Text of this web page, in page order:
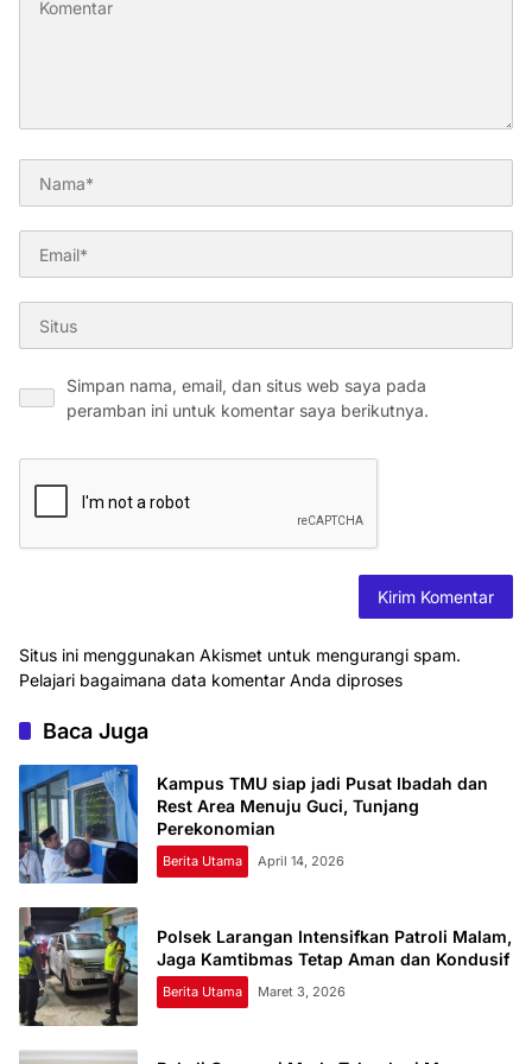
Simpan nama, email, dan situs web saya pada
peramban ini untuk komentar saya berikutnya.
Situs ini menggunakan Akismet untuk mengurangi spam.
Pelajari bagaimana data komentar Anda diproses
Baca Juga
Kampus TMU siap jadi Pusat Ibadah dan
Rest Area Menuju Guci, Tunjang
Perekonomian
Berita Utama April 14, 2026
Polsek Larangan Intensifkan Patroli Malam,
Jaga Kamtibmas Tetap Aman dan Kondusif
Berita Utama Maret 3, 2026